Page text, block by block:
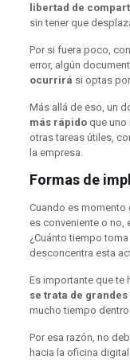
libertad de
sin tener que
Por si fuera poco,
error, algún
ocurrirá si optas
Más allá de eso, un
más rápido que
otras tareas útiles,
la empresa.
Formas de
Cuando es momento
es conveniente o no,
¿Cuánto tiempo
desconcentra esta
Es importante que te
se trata de
mucho tiempo
Por esa razón, no
hacia la oficina